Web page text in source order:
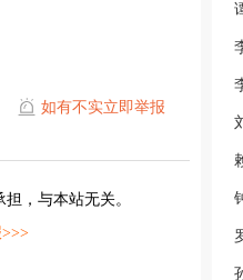
如有不实立即举报
，与本站无关。